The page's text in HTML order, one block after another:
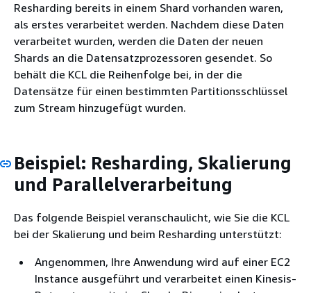
Resharding bereits in einem Shard vorhanden waren,
als erstes verarbeitet werden. Nachdem diese Daten
verarbeitet wurden, werden die Daten der neuen
Shards an die Datensatzprozessoren gesendet. So
behält die KCL die Reihenfolge bei, in der die
Datensätze für einen bestimmten Partitionsschlüssel
zum Stream hinzugefügt wurden.
Beispiel: Resharding, Skalierung
und Parallelverarbeitung
Das folgende Beispiel veranschaulicht, wie Sie die KCL
bei der Skalierung und beim Resharding unterstützt:
Angenommen, Ihre Anwendung wird auf einer EC2
Instance ausgeführt und verarbeitet einen Kinesis-